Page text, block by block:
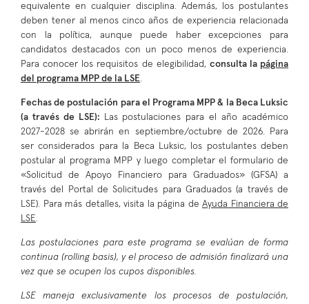
equivalente en cualquier disciplina. Además, los postulantes
deben tener al menos cinco años de experiencia relacionada
con la política, aunque puede haber excepciones para
candidatos destacados con un poco menos de experiencia.
Para conocer los requisitos de elegibilidad, consulta la página
del programa MPP de la LSE
Fechas de postulación para el Programa MPP & la Beca Luksic
(a través de LSE):
Las postulaciones para el año académico
2027-2028 se abrirán en septiembre/octubre de 2026. Para
ser considerados para la Beca Luksic, los postulantes deben
postular al programa MPP y luego completar el formulario de
«Solicitud de Apoyo Financiero para Graduados» (GFSA) a
través del Portal de Solicitudes para Graduados (a través de
LSE). Para más detalles, visita la página de Ayuda Financiera de
LSE
Las postulaciones para este programa se evalúan de forma
continua (rolling basis), y el proceso de admisión finalizará una
vez que se ocupen los cupos disponibles.
LSE maneja exclusivamente los procesos de postulación,